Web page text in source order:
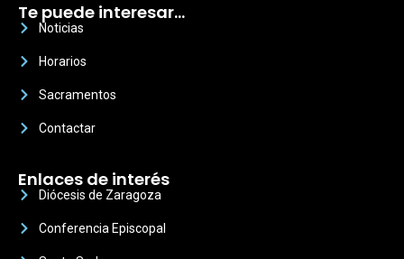
Te puede interesar…
Noticias
Horarios
Sacramentos
Contactar
Enlaces de interés
Diócesis de Zaragoza
Conferencia Episcopal